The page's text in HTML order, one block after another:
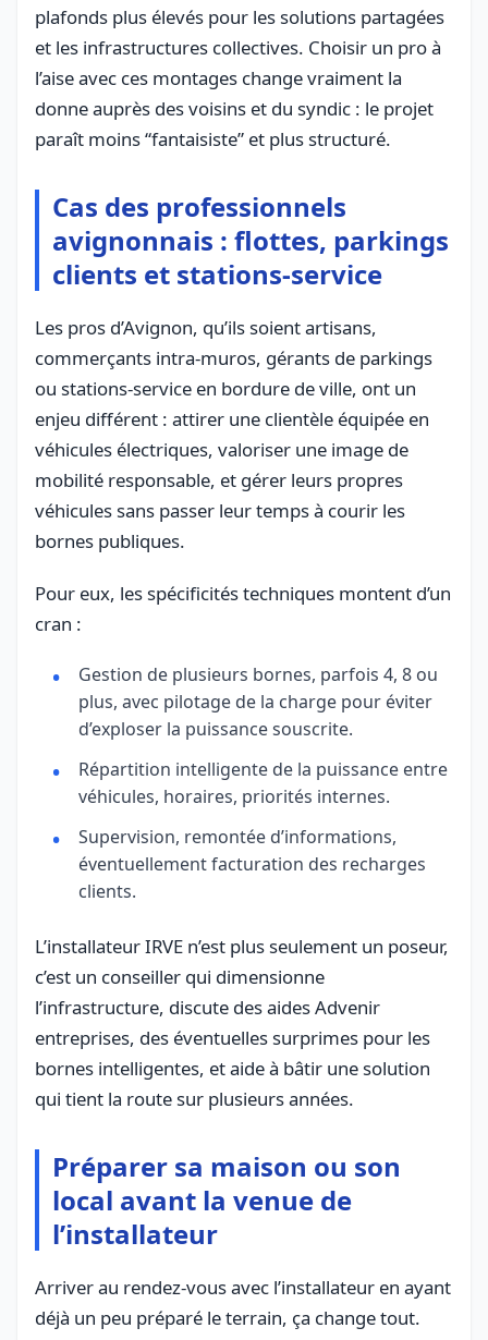
plafonds plus élevés pour les solutions partagées
et les infrastructures collectives. Choisir un pro à
l’aise avec ces montages change vraiment la
donne auprès des voisins et du syndic : le projet
paraît moins “fantaisiste” et plus structuré.
Cas des professionnels
avignonnais : flottes, parkings
clients et stations-service
Les pros d’Avignon, qu’ils soient artisans,
commerçants intra-muros, gérants de parkings
ou stations-service en bordure de ville, ont un
enjeu différent : attirer une clientèle équipée en
véhicules électriques, valoriser une image de
mobilité responsable, et gérer leurs propres
véhicules sans passer leur temps à courir les
bornes publiques.
Pour eux, les spécificités techniques montent d’un
cran :
Gestion de plusieurs bornes, parfois 4, 8 ou
plus, avec pilotage de la charge pour éviter
d’exploser la puissance souscrite.
Répartition intelligente de la puissance entre
véhicules, horaires, priorités internes.
Supervision, remontée d’informations,
éventuellement facturation des recharges
clients.
L’installateur IRVE n’est plus seulement un poseur,
c’est un conseiller qui dimensionne
l’infrastructure, discute des aides Advenir
entreprises, des éventuelles surprimes pour les
bornes intelligentes, et aide à bâtir une solution
qui tient la route sur plusieurs années.
Préparer sa maison ou son
local avant la venue de
l’installateur
Arriver au rendez-vous avec l’installateur en ayant
déjà un peu préparé le terrain, ça change tout.